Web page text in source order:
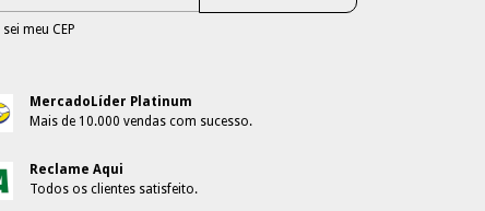
meu CEP
MercadoLíder Platinum
Mais de 10.000 vendas com sucesso.
Reclame Aqui
Todos os clientes satisfeito.